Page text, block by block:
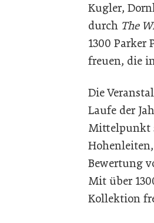
Kugler,
durch The
1300
freuen, die
Die
Laufe der
Mittelpunkt
Bewertung
Mit über
Kollektion